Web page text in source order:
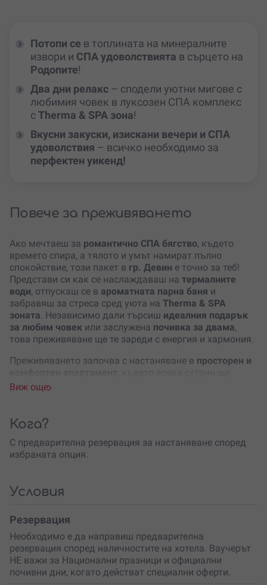
Потопи се в топлината на минералните
извори и СПА удоволствията в сърцето на
Родопите!
Два дни релакс – сподели уютни мигове с
любимия човек в луксозен СПА комплекс
сTherma & SPA зона!
Вкусни закуски, изискани вечери и СПА
удоволствия – всичко необходимо за
перфектен уикенд!
Повече за преживяването
Ако мечтаеш за романтично СПА бягство, където
времето спира, а тялото и умът намират пълно
спокойствие, този пакет в гр. Девин е точно за теб!
Представи си как се наслаждаваш на термалните
води, отпускаш се в ароматната парна баня и
забравяш за стреса сред уюта на Therma & SPA
зоната. Независимо дали търсиш идеалния подарък
за любим човек или заслужена почивка за двама,
това преживяване ще те зареди с енергия и хармония.
Преживяването започва с настаняване в просторен и
започва с вкусна закуска, а включените вечери ще
на минералната вода, а
предложи разнообразие от СПА удоволствия –
акватоничен басейн, арома парна баня, солна и
инфраред сауна, релакс и тепидариум зона
В СПА центъра те очакват още
релакс зона
презареждане.
Вземи си почивкаот забързаното ежедневие и се
наслади на два дни, изпълнени с топлина, комфорт и
грижа за тялото и ума. Отдай се на това незабравимо
Виж още
Кога?
С предварителна резервация за настаняване според
избраната опция.
Условия
Резервация
Необходимо е да направиш предварителна
резервация според наличностите на хотела. Ваучерът
НЕ важи за Национални празници и официални
почивни дни, когато действат специални оферти.